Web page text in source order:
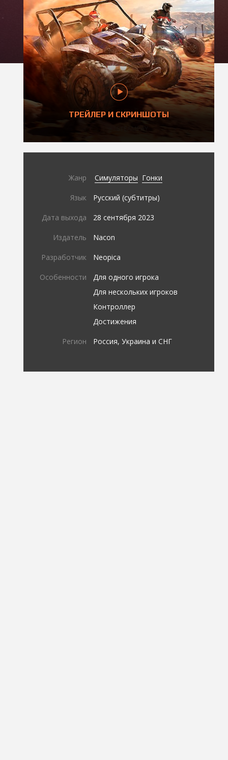
ТРЕЙЛЕР И СКРИНШОТЫ
Жанр Симуляторы Гонки
Язык Русский (субтитры)
Дата выхода 28 сентября 2023
Издатель Nacon
Разработчик Neopica
Особенности
Для одного игрока
Для нескольких игроков
Контроллер
Достижения
Регион Россия, Украина и СНГ